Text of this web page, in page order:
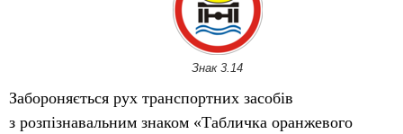
Знак 3.14
Забороняється рух транспортних засобів
з розпізнавальним знаком «Табличка оранжевого